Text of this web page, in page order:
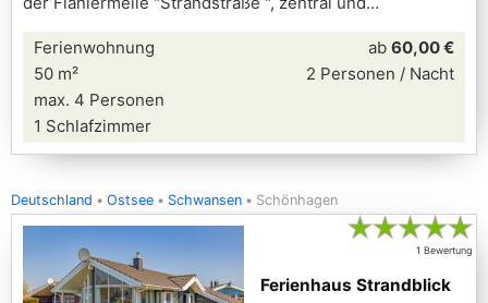
Ferienwohnung
50 m²
max. 4 Personen
1 Schlafzimmer
ab 60,00 €
2 Personen / Nacht
Deutschland Ostsee Schwansen Schönhagen
★★★★★
1 Bewertung
Ferienhaus Strandblick